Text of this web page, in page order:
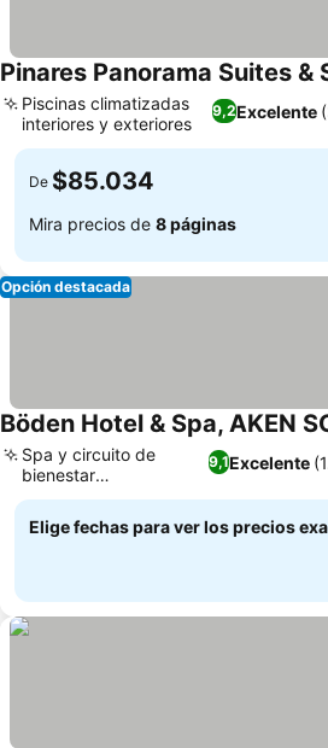
Pinares Panorama Suites &
9,2Excelente
Piscinas climatizadas
interiores y exteriores
De $85.034
Mira precios de 8 páginas
Opción destacada
Böden Hotel & Spa, AKEN
9,1Excelente
Spa y circuito de
bienestar
excepcionales
Elige fechas para ver los precios